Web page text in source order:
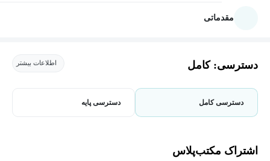
مقدماتی
دسترسی: کامل اطلاعات بیشتر
دسترسی کامل دسترسی پایه
اشتراک مکتب‌پلاس